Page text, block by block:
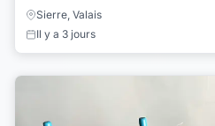
Sierre, Valais
Il y a 3 jours